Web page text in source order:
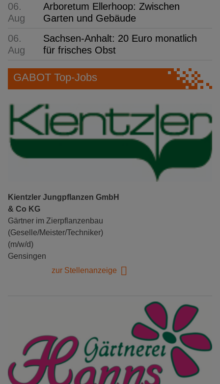
06.
Aug
Arboretum Ellerhoop: Zwischen
Garten und Gebäude
06.
Aug
Sachsen-Anhalt: 20 Euro monatlich
für frisches Obst
GABOT Top-Jobs
Kientzler Jungpflanzen GmbH
& Co KG
Gärtner im Zierpflanzenbau
(Geselle/Meister/Techniker)
(m/w/d)
Gensingen
zur Stellenanzeige